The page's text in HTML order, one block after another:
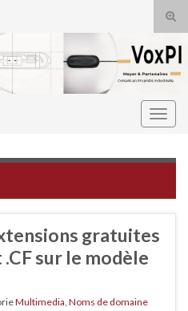
gratuites
.CF sur le modèle
Multimedia Noms de domaine